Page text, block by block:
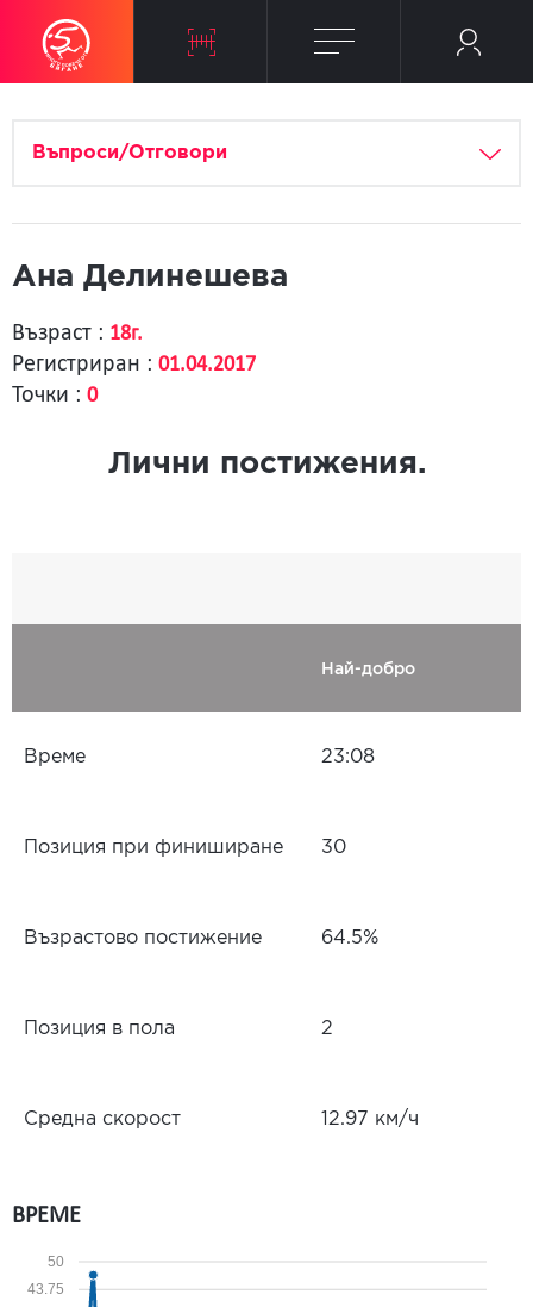
Въпроси/Отговори
Ана Делинешева
Възраст : 18г.
Регистриран : 01.04.2017
Точки : 0
Лични постижения.
Най-добро
Време 23:08
Позиция при финиширане 30
Възрастово постижение 64.5%
Позиция в пола 2
Средна скорост 12.97 км/ч
ВРЕМЕ
43.75
50